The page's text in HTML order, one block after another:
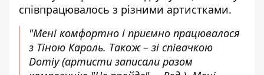
співпрацювалось з різними артистками.
"Мені комфортно і приємно працювалося
з Тіною Кароль. Також – зі співачкою
Domiy (артисти записали разом